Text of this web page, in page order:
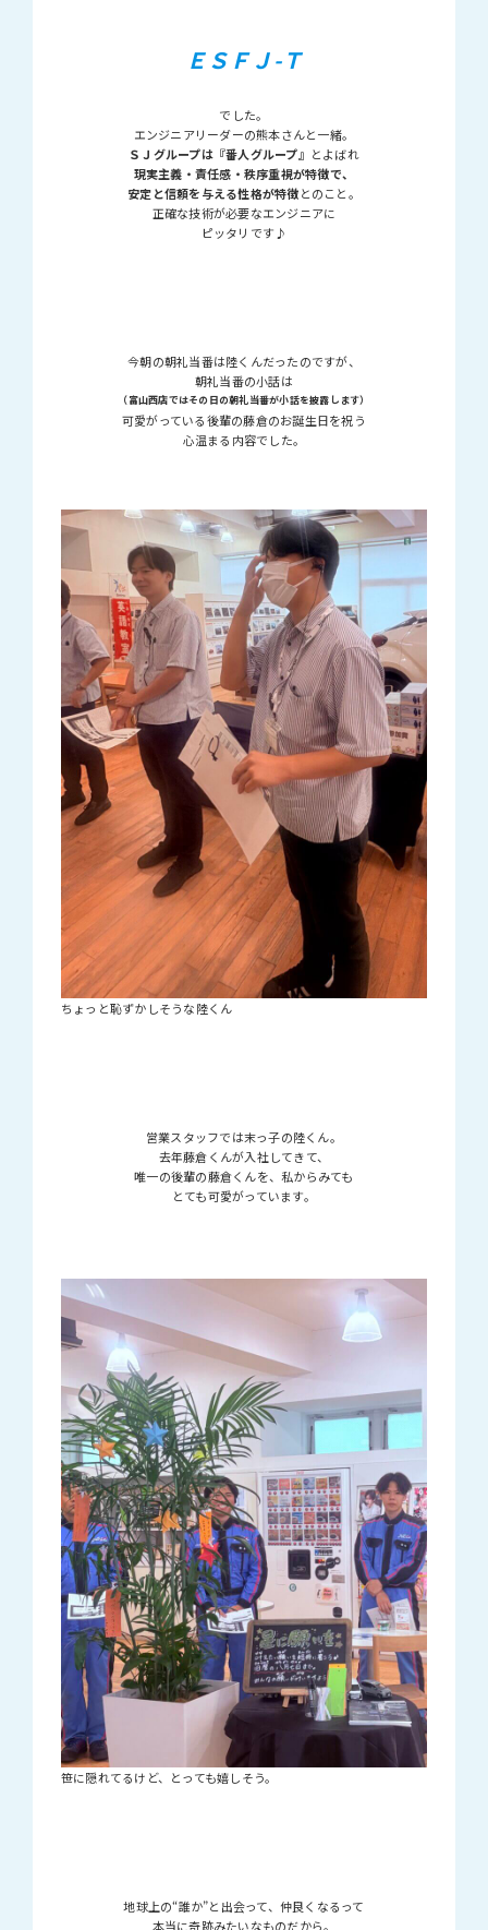
ＥＳＦＪ-Ｔ
でした。
エンジニアリーダーの熊本さんと一緒。
ＳＪグループは『番人グループ』 とよばれ
現実主義・責任感・秩序重視が特徴で、
安定と信頼を与える性格が特徴とのこと。
正確な技術が必要なエンジニアに
ピッタリです♪
今朝の朝礼当番は陸くんだったのですが、
朝礼当番の小話は
（富山西店ではその日の朝礼当番が小話を披露します）
可愛がっている後輩の藤倉のお誕生日を祝う
心温まる内容でした。
ちょっと恥ずかしそうな陸くん
営業スタッフでは末っ子の陸くん。
去年藤倉くんが入社してきて、
唯一の後輩の藤倉くんを、私からみても
とても可愛がっています。
笹に隠れてるけど、とっても嬉しそう。
地球上の“誰か”と出会って、仲良くなるって
本当に奇跡みたいなものだから。